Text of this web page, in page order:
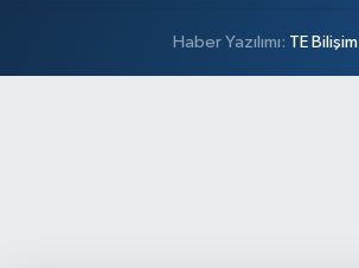
Haber Yazılımı: TE Bilişim